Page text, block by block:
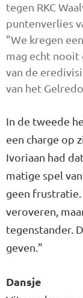
tegen RKC
puntenverlies
"We kregen
mag echt
van de
van het
In de tweede
een charge op
Ivoriaan had
matige spel
geen
veroveren,
tegenstander.
geven."
Dansje